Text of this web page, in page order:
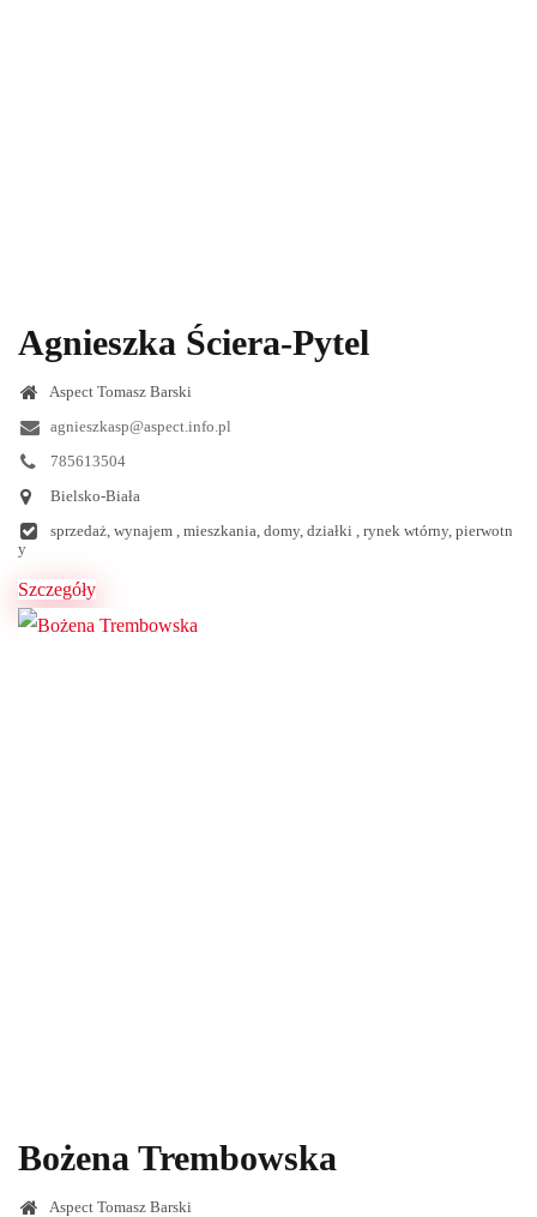
Agnieszka Ściera-Pytel
Aspect Tomasz Barski
agnieszkasp@aspect.info.pl
785613504
Bielsko-Biała
sprzedaż, wynajem , mieszkania, domy, działki , rynek wtórny, pierwotn
y
Szczegóły
Bożena Trembowska
Aspect Tomasz Barski